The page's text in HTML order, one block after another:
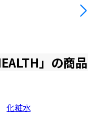
」の商品
化粧水